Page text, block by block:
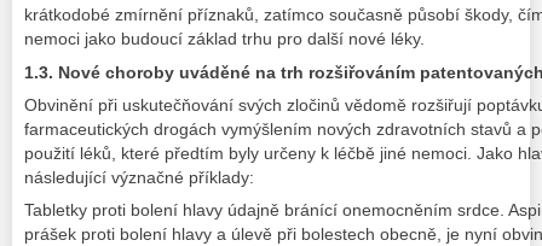
krátkodobé zmírnění příznaků, zatímco současně působí škody,
nemoci jako budoucí základ trhu pro další nové léky.
1.3. Nové choroby uváděné na trh rozšiřováním
Obvinění při uskutečňování svých zločinů vědomě rozšiřují
farmaceutických drogách vymýšlením nových zdravotních stavů a
použití léků, které předtím byly určeny k léčbě jiné nemoci. Jako
následující význačné příklady:
Tabletky proti bolení hlavy údajně bránící onemocněním srdce.
prášek proti bolení hlavy a úlevě při bolestech obecně, je nyní